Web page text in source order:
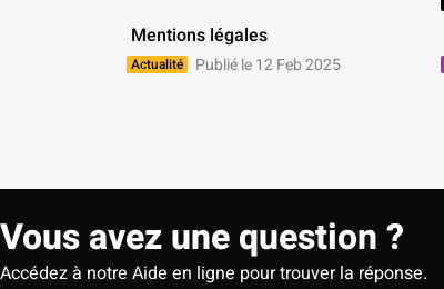
Mentions légales
Actualité Publié le 12 Feb 2025
Vous avez une question ?
Accédez à notre Aide en ligne pour trouver la réponse.